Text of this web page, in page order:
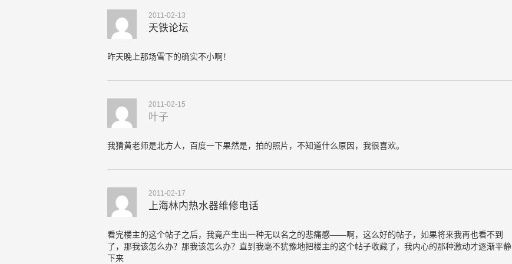
2011-02-13
天铁论坛
昨天晚上那场雪下的确实不小啊！
2011-02-15
叶子
我猜黄老师是北方人，百度一下果然是，拍的照片，不知道什么原因，我很喜欢。
2011-02-17
上海林内热水器维修电话
看完楼主的这个帖子之后，我竟产生出一种无以名之的悲痛感——啊，这么好的帖子，如果将来我再也看不到
了，那我该怎么办？那我该怎么办？直到我毫不犹豫地把楼主的这个帖子收藏了，我内心的那种激动才逐渐平静
下来